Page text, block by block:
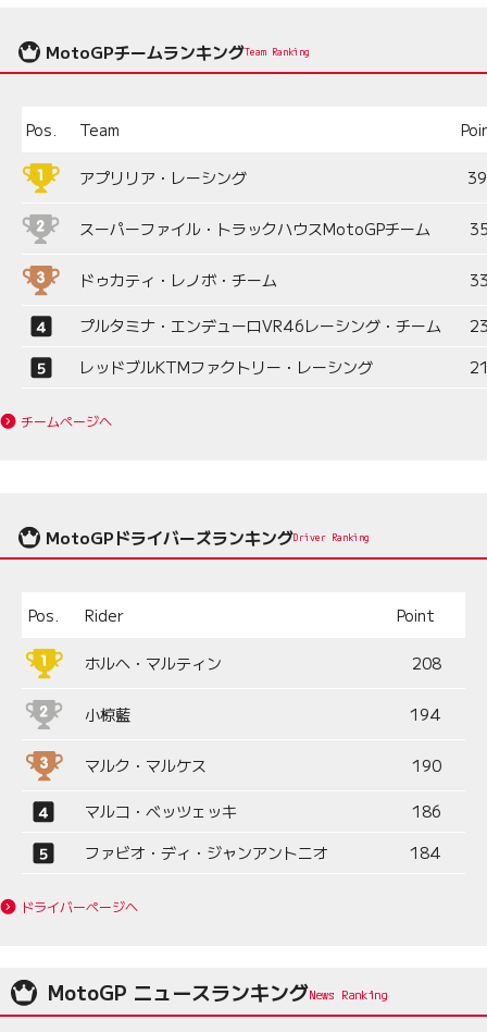
MotoGPチームランキングTeam Ranking
Pos. Team
アプリリア・レーシング
スーパーファイル・トラックハウスMotoGPチーム
ドゥカティ・レノボ・チーム
プルタミナ・エンデューロVR46レーシング・チーム
レッドブルKTMファクトリー・レーシング
チームページへ
MotoGPドライバーズランキングDriver Ranking
Pos. Rider Point
ホルヘ・マルティン 208
小椋藍 194
マルク・マルケス 190
マルコ・ベッツェッキ
186
ファビオ・ディ・ジャンアントニオ
184
ドライバーページへ
MotoGP ニュースランキング